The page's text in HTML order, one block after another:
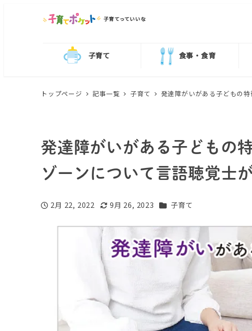
子育てっていいな
子育て 食事・食育
トップページ 記事一覧 子育て 発達障がいがある子どもの
発達障がいがある子どもの
ゾーンについて言語聴覚士
投稿日
2月 22, 2022
更新日
9月 26, 2023 カテゴリー
子育て